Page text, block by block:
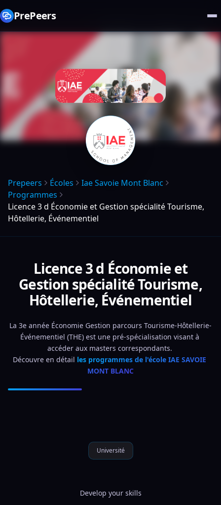
PrePeers
Prepeers Écoles
Iae Savoie Mont Blanc
Programmes
Licence 3 d Économie et Gestion spécialité Tourisme,
Hôtellerie, Événementiel
Licence 3 d Économie et
Gestion spécialité Tourisme,
Hôtellerie, Événementiel
La 3e année Économie Gestion parcours Tourisme-Hôtellerie-
Événementiel (THE) est une pré-spécialisation visant à
accéder aux masters correspondants.
Découvre en détail les programmes de l'école IAE SAVOIE
MONT BLANC
Université
Develop your skills